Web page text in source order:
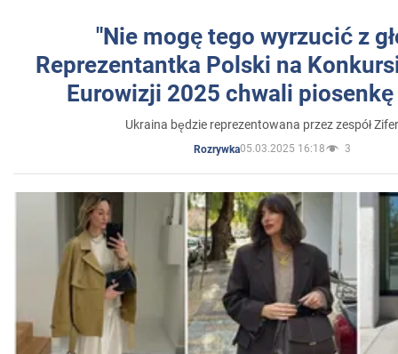
"Nie mogę tego wyrzucić z
Reprezentantka Polski na
Eurowizji 2025 chwali
Ukraina będzie reprezentowana przez zespół
Rozrywka05.03.2025 16:18 3